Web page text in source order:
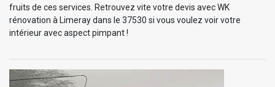
fruits de ces services. Retrouvez vite votre devis avec WK
rénovation à Limeray dans le 37530 si vous voulez voir votre
intérieur avec aspect pimpant !